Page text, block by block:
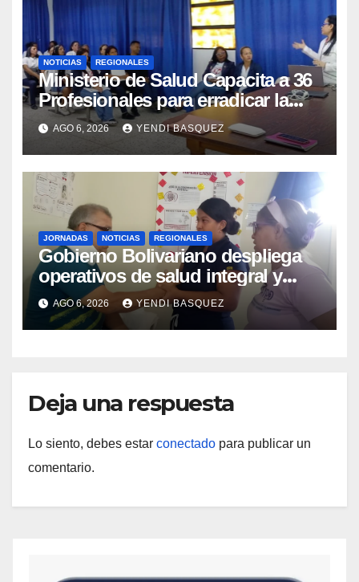
NOTICIAS REGIONALES
Ministerio de Salud Capacita a 36
Profesionales para erradicar la
Tuberculosis en Yaracuy
AGO 6, 2026 YENDI BASQUEZ
JORNADAS NOTICIAS REGIONALES
Gobierno Bolivariano despliega
operativos de salud integral y
protección social en los
municipios Sucre y Mario Briceño
Iragorry del estado Aragua
AGO 6, 2026 YENDI BASQUEZ
Deja una respuesta
Lo siento, debes estar conectado para publicar un
comentario.